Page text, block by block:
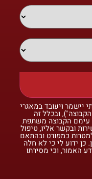
יישמר ויעובד במאגרי
ובכלל זה
עימם הקבוצה משתפת
ובקשר אליו, טיפול
כמפורט ובהתאם
כן ידוע לי כי לא חלה
האמור, וכי מסירתו